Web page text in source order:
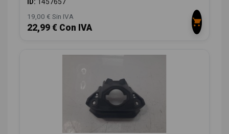
ID: 1457657
19,00 € Sin IVA
22,99 € Con IVA